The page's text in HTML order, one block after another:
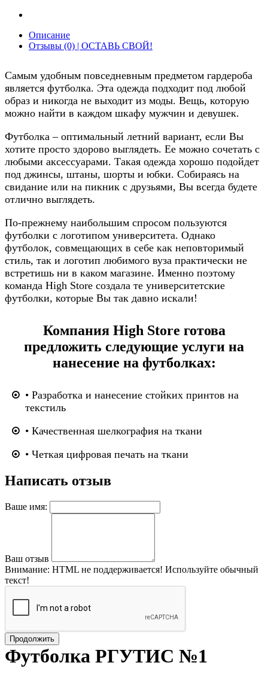
Описание
Отзывы (0) | ОСТАВЬ СВОЙ!
Самым удобным повседневным предметом гардероба
является футболка. Эта одежда подходит под любой
образ и никогда не выходит из моды. Вещь, которую
можно найти в каждом шкафу мужчин и девушек.
Футболка – оптимальный летний вариант, если Вы
хотите просто здорово выглядеть. Ее можно сочетать с
любыми аксессуарами. Такая одежда хорошо подойдет
под джинсы, штаны, шорты и юбки. Собираясь на
свидание или на пикник с друзьями, Вы всегда будете
отлично выглядеть.
По-прежнему наибольшим спросом пользуются
футболки с логотипом университета. Однако
футболок, совмещающих в себе как неповторимый
стиль, так и логотип любимого вуза практически не
встретишь ни в каком магазине. Именно поэтому
команда High Store создала те университетские
футболки, которые Вы так давно искали!
Компания High Store готова
предложить следующие услуги на
нанесение на футболках:
• Разработка и нанесение стойких принтов на
текстиль
• Качественная шелкография на ткани
• Четкая цифровая печать на ткани
Написать отзыв
Ваше имя:
Ваш отзыв
Внимание: HTML не поддерживается! Используйте обычный
текст!
Продолжить
Футболка РГУТИС №1